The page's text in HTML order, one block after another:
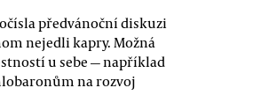
předvánoční diskuzi
nejedli kapry. Možná
u sebe — například
na rozvoj